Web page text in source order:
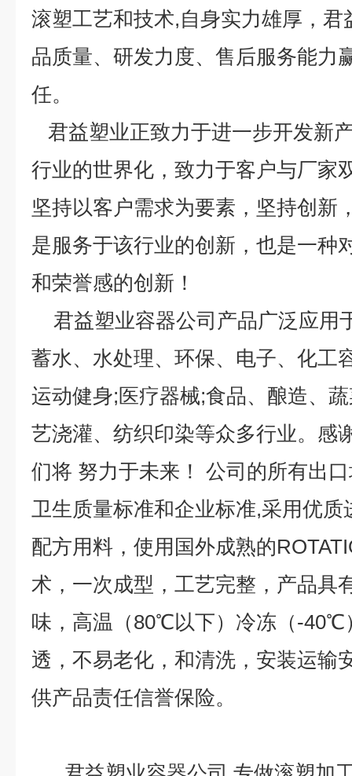
滚塑工艺和技术,自身实力雄厚，
品质量、研发力度、售后服务能力
任。
君益塑业正致力于进一步开发新
行业的世界化，致力于客户与厂家
坚持以客户需求为要素，坚持创新
是服务于该行业的创新，也是一种
和荣誉感的创新！
君益塑业容器公司产品广泛应用
蓄水、水处理、环保、电子、化工
运动健身;医疗器械;食品、酿造、
艺浇灌、纺织印染等众多行业。感
们将 努力于未来！ 公司的所有出
卫生质量标准和企业标准,采用优
配方用料，使用国外成熟的
术，一次成型，工艺完整，产品具
味，高温（80℃以下）冷冻（-40℃
透，不易老化，和清洗，安装运输
供产品责任信誉保险。